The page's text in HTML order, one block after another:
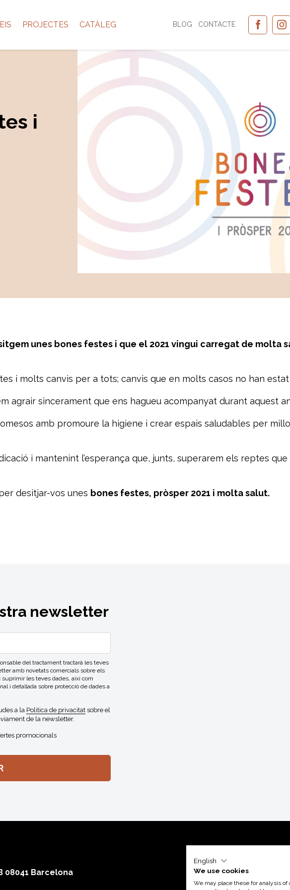
PROJECTES CATÀLEG BLOG CONTACTE
i
unes bones festes i que el 2021 vingui carregat de molta
i molts canvis per a tots; canvis que en molts casos no han estat
agrair sincerament que ens hagueu acompanyat durant aquest
amb promoure la higiene i crear espais saludables per
i mantenint l’esperança que, junts, superarem els reptes que
desitjar-vos unes bones festes, pròsper 2021 i molta salut.
newsletter
del tractament tractarà les teves
amb novetats comercials sobre els
les teves dades, així com
i detallada sobre protecció de dades a
a la Politica de privacitatsobre el
de la newsletter.
promocionals
08041 Barcelona
English
We use cookies
We may place these for analysis